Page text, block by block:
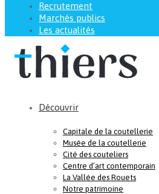
Recrutement
Marchés publics
Les actualités
Découvrir
Capitale de la coutellerie
Musée de la coutellerie
Cité des couteliers
Centre d’art contemporain
La Vallée des Rouets
Notre patrimoine